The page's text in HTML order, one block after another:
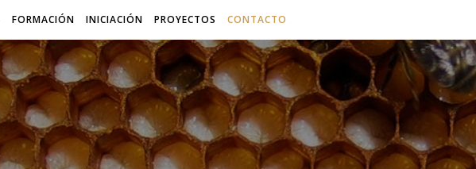
FORMACIÓN INICIACIÓN PROYECTOS CONTACTO